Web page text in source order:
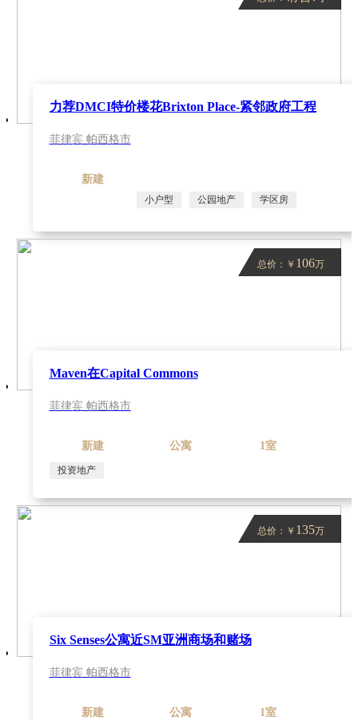
力荐DMCI特价楼花Brixton Place-紧邻政府工程
菲律宾 帕西格市
新建
小户型 公园地产 学区房
总价：￥ 106万
Maven在Capital Commons
菲律宾 帕西格市
新建 公寓 1室
投资地产
总价：￥ 135万
Six Senses公寓近SM亚洲商场和赌场
菲律宾 帕西格市
新建 公寓 1室